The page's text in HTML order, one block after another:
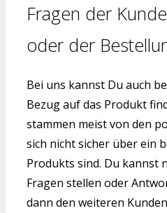
Fragen der
oder der
Bei uns kannst Du auch
Bezug auf das Produkt
stammen meist von den
sich nicht sicher über ein
Produkts sind. Du kannst
Fragen stellen oder
dann den weiteren